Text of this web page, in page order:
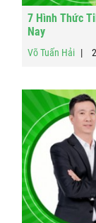
7 Hình Thức
Nay
Võ Tuấn Hải